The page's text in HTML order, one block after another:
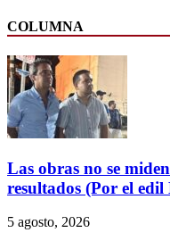
COLUMNA
Las obras no se
resultados (Por el
5 agosto, 2026